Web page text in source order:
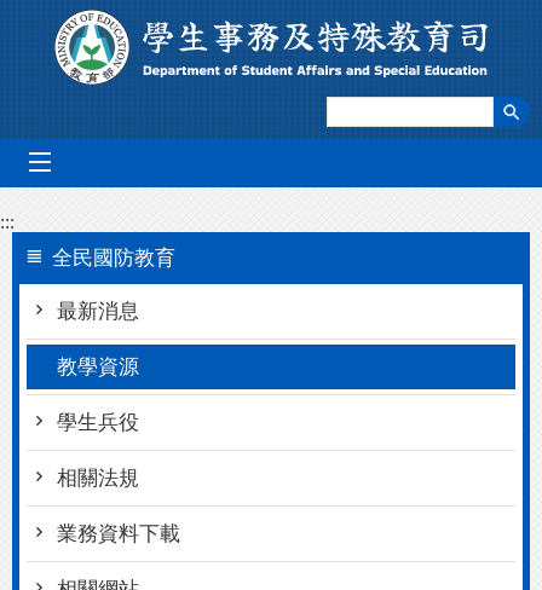
跳到主要內容區塊
:::
全民國防教育
最新消息
教學資源
學生兵役
相關法規
業務資料下載